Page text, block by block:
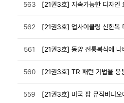
563
562 [21권3호] 업사이클링 신한복
561 [21권3호] 동양 전통복식에 나
560 [21권3호] TR 패턴 기법을 응
559